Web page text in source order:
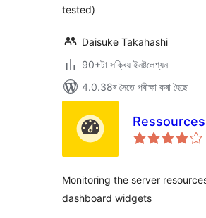
tested)
Daisuke Takahashi
90+টা সক্ৰিয় ইনষ্টলেশ্যন
4.0.38ৰ সৈতে পৰীক্ষা কৰা হৈছে
Ressources
Monitoring the server
dashboard widgets